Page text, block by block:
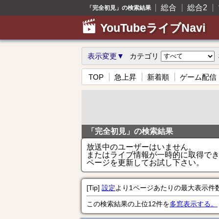
「完全初見」の検索結果 総合 総合2
YouTubeライブNavi
表示変更▼ カテゴリ
TOP 急上昇 新着順 ゲーム配信
「完全初見」の検索結果
放送中のユーザーはいません。
またはライブ情報が一時的に取得で
ページを更新してお試し下さい。
[Tip] 設定より1ページあたりの最大表示件
この検索結果の上位12件を多窓表示する。